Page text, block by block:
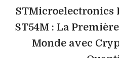
STMicroelectronics
ST54M : La
Monde avec